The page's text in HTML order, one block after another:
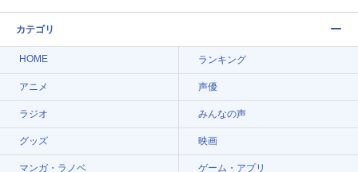
カテゴリ
HOME ランキング
アニメ 声優
ラジオ みんなの声
グッズ 映画
マンガ・ラノベ ゲーム・アプリ